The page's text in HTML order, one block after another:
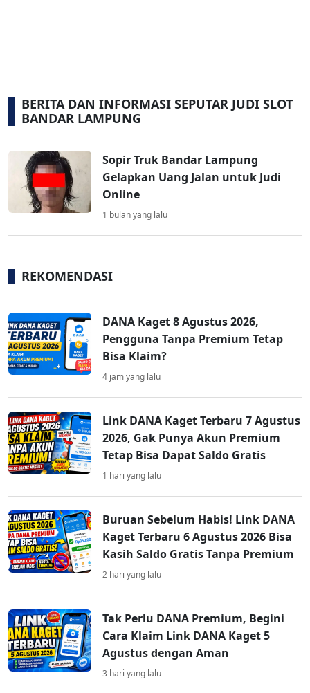
BERITA DAN INFORMASI SEPUTAR JUDI SLOT
BANDAR LAMPUNG
Sopir Truk Bandar Lampung
Gelapkan Uang Jalan untuk Judi
Online
1 bulan yang lalu
REKOMENDASI
DANA Kaget 8 Agustus 2026,
Pengguna Tanpa Premium Tetap
Bisa Klaim?
4 jam yang lalu
Link DANA Kaget Terbaru 7 Agustus
2026, Gak Punya Akun Premium
Tetap Bisa Dapat Saldo Gratis
1 hari yang lalu
Buruan Sebelum Habis! Link DANA
Kaget Terbaru 6 Agustus 2026 Bisa
Kasih Saldo Gratis Tanpa Premium
2 hari yang lalu
Tak Perlu DANA Premium, Begini
Cara Klaim Link DANA Kaget 5
Agustus dengan Aman
3 hari yang lalu